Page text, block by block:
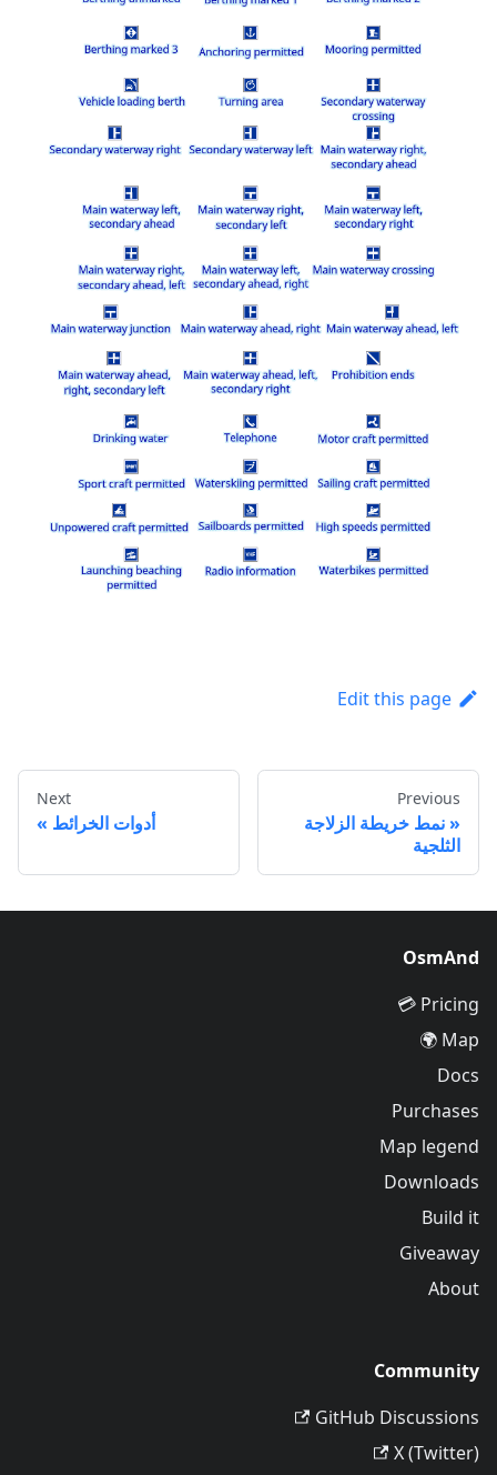
Edit this page
Previous
نمط خريطة الزلاجة
الثلجية
Next
أدوات الخرائط
OsmAnd
Pricing 💳
Map 🌍
Docs
Purchases
Map legend
Downloads
Build it
Giveaway
About
Community
GitHub Discussions
X (Twitter)